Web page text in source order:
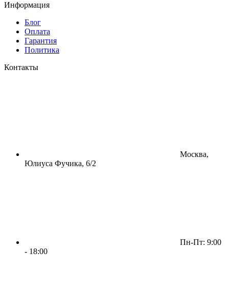
Информация
Блог
Оплата
Гарантия
Политика
Контакты
Москва,
Юлиуса Фучика, 6/2
Пн-Пт: 9:00
- 18:00